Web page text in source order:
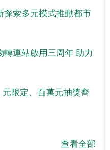
索多元模式推動都市
運站啟用三周年 助力
限定、百萬元抽獎齊
查看全部